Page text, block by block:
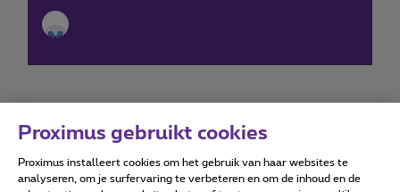
Forumvoorwaarden Accessibility statement
Proximus gebruikt cookies
Proximus installeert cookies om het gebruik van haar websites te
analyseren, om je surfervaring te verbeteren en om de inhoud en de